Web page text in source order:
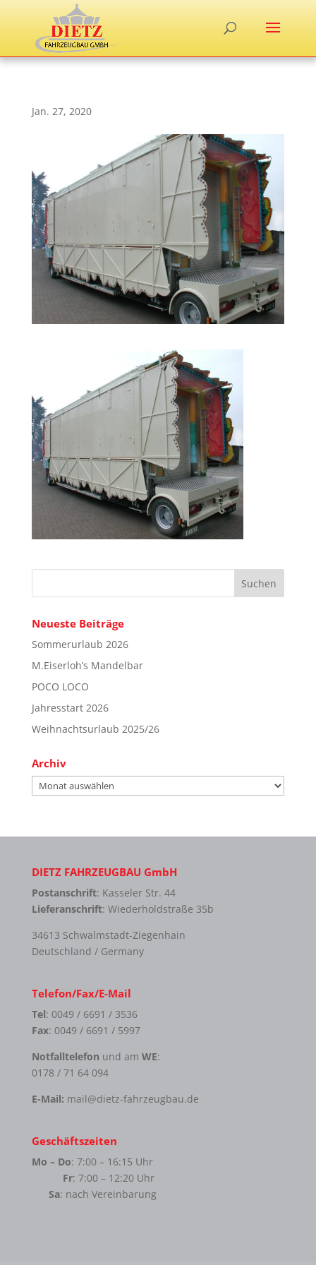
Jan. 27, 2020
Neueste Beiträge
Sommerurlaub 2026
M.Eiserloh’s Mandelbar
POCO LOCO
Jahresstart 2026
Weihnachtsurlaub 2025/26
Archiv
Archiv
DIETZ FAHRZEUGBAU GmbH
Postanschrift: Kasseler Str. 44
Lieferanschrift: Wiederholdstraße 35b
34613 Schwalmstadt-Ziegenhain
Deutschland / Germany
Telefon/Fax/E-Mail
Tel: 0049 / 6691 / 3536
Fax: 0049 / 6691 / 5997
Notfalltelefon und am WE:
0178 / 71 64 094
E-Mail: mail@dietz-fahrzeugbau.de
Geschäftszeiten
Mo – Do: 7:00 – 16:15 Uhr
Fr: 7:00 – 12:20 Uhr
Sa: nach Vereinbarung